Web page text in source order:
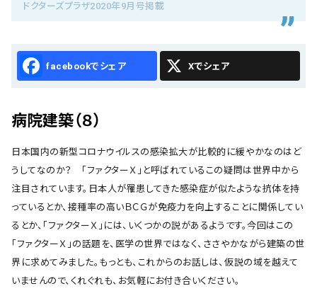
お問い合わせ
ドクターズプラザ2020年9月号掲載
Facebook X
病院建築（８）
日本国内の新型コロナウイルスの感染拡大が比較的に緩やかなのはど
うしてなのか？ 「ファクターＸ」と呼ばれているこの疑問は世界中から
注目されています。日本人が罹患してきた感染症が似たような抗体を持
っているとか、接種率の高いＢＣＧが免疫力を向上することに関係してい
るとか、「ファクターＸ」には、いくつかの説があるようです。今回はこの
「ファクターＸ」の話題を、医学の世界ではなく、ささやかながら建築の世
界に求めてみました。もっとも、これからのお話しは、仮説の域を越えて
いませんので、くれぐれも、お気軽にお付き合いください。